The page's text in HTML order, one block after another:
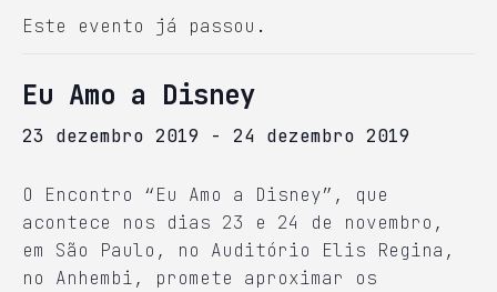
Este evento já passou.
Eu Amo a Disney
23 dezembro 2019 - 24 dezembro 2019
O Encontro “Eu Amo a Disney”, que
acontece nos dias 23 e 24 de novembro,
em São Paulo, no Auditório Elis Regina,
no Anhembi, promete aproximar os